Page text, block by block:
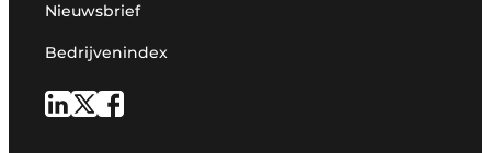
Nieuwsbrief
Bedrijvenindex